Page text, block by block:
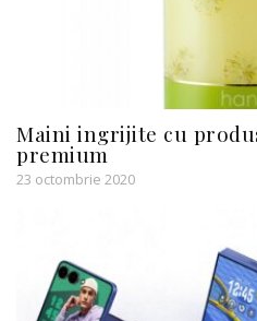
Maini ingrijite cu
premium
23 octombrie 2020